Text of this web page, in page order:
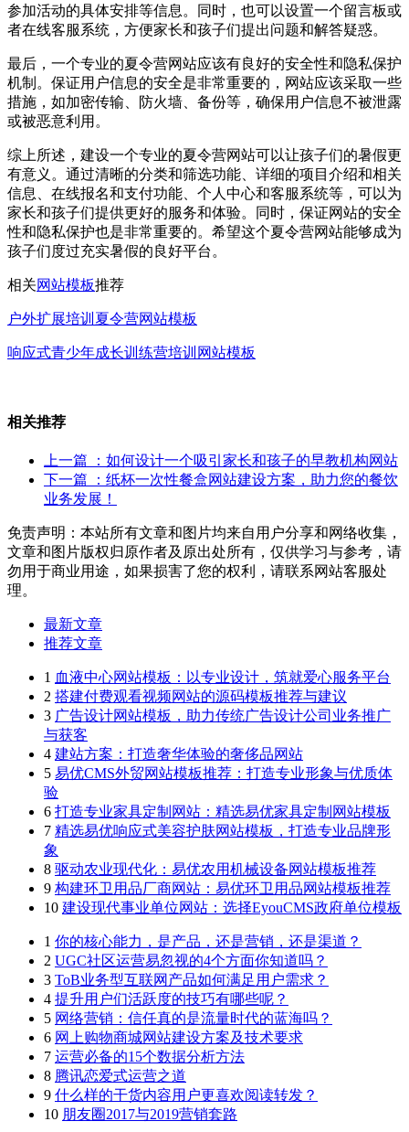
参加活动的具体安排等信息。同时，也可以设置一个留言板或
者在线客服系统，方便家长和孩子们提出问题和解答疑惑。
最后，一个专业的夏令营网站应该有良好的安全性和隐私保护
机制。保证用户信息的安全是非常重要的，网站应该采取一些
措施，如加密传输、防火墙、备份等，确保用户信息不被泄露
或被恶意利用。
综上所述，建设一个专业的夏令营网站可以让孩子们的暑假更
有意义。通过清晰的分类和筛选功能、详细的项目介绍和相关
信息、在线报名和支付功能、个人中心和客服系统等，可以为
家长和孩子们提供更好的服务和体验。同时，保证网站的安全
性和隐私保护也是非常重要的。希望这个夏令营网站能够成为
孩子们度过充实暑假的良好平台。
相关网站模板推荐
户外扩展培训夏令营网站模板
响应式青少年成长训练营培训网站模板
相关推荐
上一篇
：如何设计一个吸引家长和孩子的早教机构网站
下一篇
：纸杯一次性餐盒网站建设方案，助力您的餐饮
业务发展！
免责声明：本站所有文章和图片均来自用户分享和网络收集，
文章和图片版权归原作者及原出处所有，仅供学习与参考，请
勿用于商业用途，如果损害了您的权利，请联系网站客服处
理。
最新文章
推荐文章
1 血液中心网站模板：以专业设计，筑就爱心服务平台
2 搭建付费观看视频网站的源码模板推荐与建议
3 广告设计网站模板，助力传统广告设计公司业务推广
与获客
4 建站方案：打造奢华体验的奢侈品网站
5 易优CMS外贸网站模板推荐：打造专业形象与优质体
验
6 打造专业家具定制网站：精选易优家具定制网站模板
7 精选易优响应式美容护肤网站模板，打造专业品牌形
象
8 驱动农业现代化：易优农用机械设备网站模板推荐
9 构建环卫用品厂商网站：易优环卫用品网站模板推荐
10 建设现代事业单位网站：选择EyouCMS政府单位模板
1 你的核心能力，是产品，还是营销，还是渠道？
2 UGC社区运营易忽视的4个方面你知道吗？
3 ToB业务型互联网产品如何满足用户需求？
4 提升用户们活跃度的技巧有哪些呢？
5 网络营销：信任真的是流量时代的蓝海吗？
6 网上购物商城网站建设方案及技术要求
7 运营必备的15个数据分析方法
8 腾讯恋爱式运营之道
9 什么样的干货内容用户更喜欢阅读转发？
10 朋友圈2017与2019营销套路